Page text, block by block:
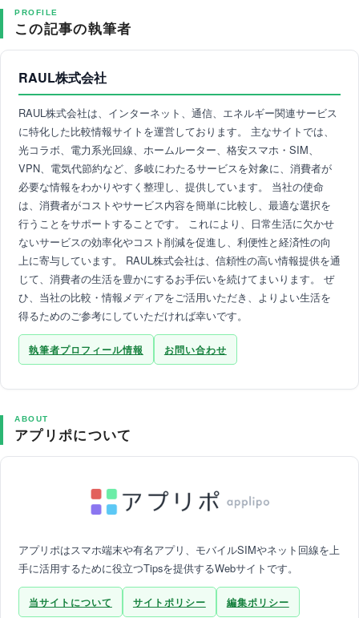
PROFILE
この記事の執筆者
RAUL株式会社
RAUL株式会社は、インターネット、通信、エネルギー関連サービス
に特化した比較情報サイトを運営しております。 主なサイトでは、
光コラボ、電力系光回線、ホームルーター、格安スマホ・SIM、
VPN、電気代節約など、多岐にわたるサービスを対象に、消費者が
必要な情報をわかりやすく整理し、提供しています。 当社の使命
は、消費者がコストやサービス内容を簡単に比較し、最適な選択を
行うことをサポートすることです。 これにより、日常生活に欠かせ
ないサービスの効率化やコスト削減を促進し、利便性と経済性の向
上に寄与しています。 RAUL株式会社は、信頼性の高い情報提供を通
じて、消費者の生活を豊かにするお手伝いを続けてまいります。 ぜ
ひ、当社の比較・情報メディアをご活用いただき、よりよい生活を
得るためのご参考にしていただければ幸いです。
執筆者プロフィール情報 お問い合わせ
ABOUT
アプリポについて
アプリポはスマホ端末や有名アプリ、モバイルSIMやネット回線を上
手に活用するために役立つTipsを提供するWebサイトです。
当サイトについて サイトポリシー 編集ポリシー